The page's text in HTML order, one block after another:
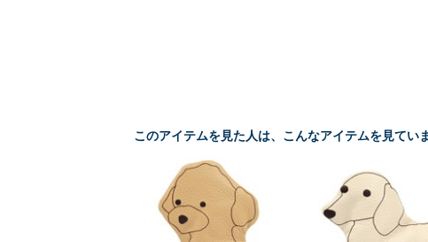
このアイテムを見た人は、こんなアイテムを見てい